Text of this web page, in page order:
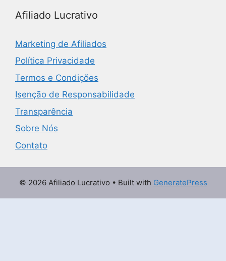
Afiliado Lucrativo
Marketing de Afiliados
Política Privacidade
Termos e Condições
Isenção de Responsabilidade
Transparência
Sobre Nós
Contato
© 2026 Afiliado Lucrativo • Built with GeneratePress